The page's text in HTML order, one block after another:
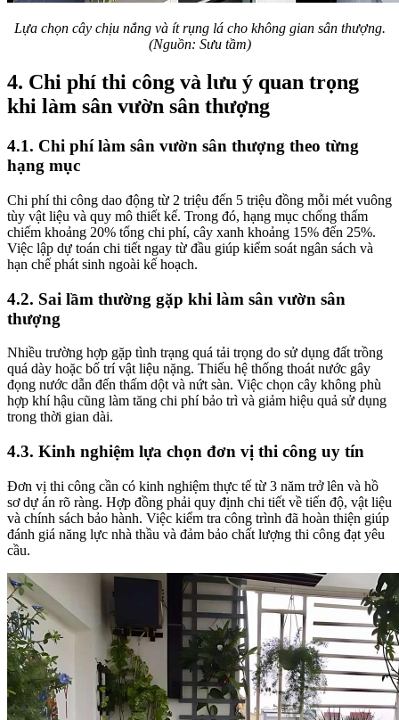
Lựa chọn cây chịu nắng và ít rụng lá cho không gian sân thượng.
(Nguồn: Sưu tầm)
4. Chi phí thi công và lưu ý quan trọng
khi làm sân vườn sân thượng
4.1. Chi phí làm sân vườn sân thượng theo từng
hạng mục
Chi phí thi công dao động từ 2 triệu đến 5 triệu đồng mỗi mét vuông
tùy vật liệu và quy mô thiết kế. Trong đó, hạng mục chống thấm
chiếm khoảng 20% tổng chi phí, cây xanh khoảng 15% đến 25%.
Việc lập dự toán chi tiết ngay từ đầu giúp kiểm soát ngân sách và
hạn chế phát sinh ngoài kế hoạch.
4.2. Sai lầm thường gặp khi làm sân vườn sân
thượng
Nhiều trường hợp gặp tình trạng quá tải trọng do sử dụng đất trồng
quá dày hoặc bố trí vật liệu nặng. Thiếu hệ thống thoát nước gây
đọng nước dẫn đến thấm dột và nứt sàn. Việc chọn cây không phù
hợp khí hậu cũng làm tăng chi phí bảo trì và giảm hiệu quả sử dụng
trong thời gian dài.
4.3. Kinh nghiệm lựa chọn đơn vị thi công uy tín
Đơn vị thi công cần có kinh nghiệm thực tế từ 3 năm trở lên và hồ
sơ dự án rõ ràng. Hợp đồng phải quy định chi tiết về tiến độ, vật liệu
và chính sách bảo hành. Việc kiểm tra công trình đã hoàn thiện giúp
đánh giá năng lực nhà thầu và đảm bảo chất lượng thi công đạt yêu
cầu.